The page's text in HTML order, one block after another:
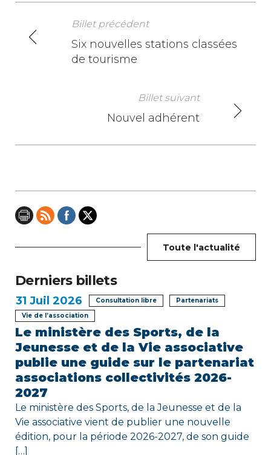
N
g
t
i
d
e
l
’
a
r
t
Billet précédent
Six nouvelles stations classées
de tourisme
Billet suivant
Nouvel adhérent
Toute l'actualité
Derniers billets
31 Juil 2026 Consultation libre
Partenariats
Vie de l’association
Le ministère des Sports, de la
Jeunesse et de la Vie associative
publie une guide sur le partenariat
associations collectivités 2026-
2027
Le ministère des Sports, de la Jeunesse et de la
Vie associative vient de publier une nouvelle
édition, pour la période 2026-2027, de son guide
[…]